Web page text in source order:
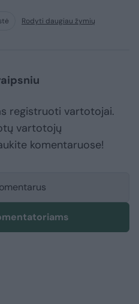
Rodyti daugiau žymių
registruoti vartotojai.
vartotojų
komentaruose!